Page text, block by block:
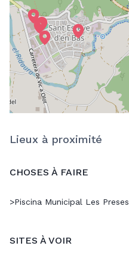
Lieux à proximité
CHOSES À FAIRE
>Piscina Municipal Les Preses
SITES À VOIR